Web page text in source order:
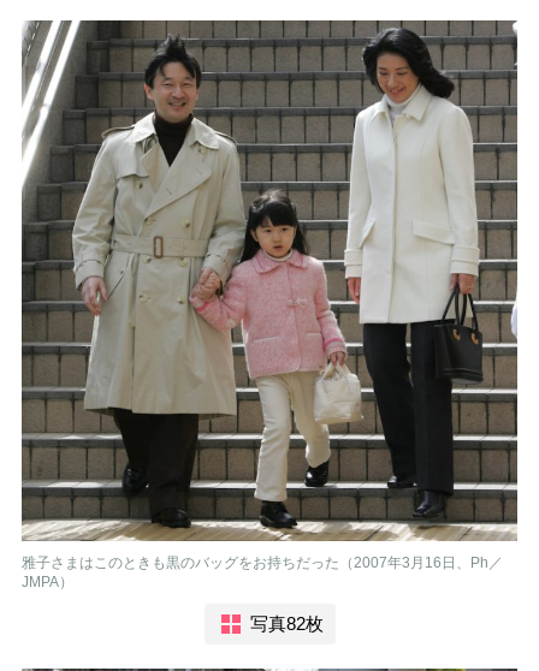
雅子さまはこのときも黒のバッグをお持ちだった（2007年3月16日、Ph／
JMPA）
写真82枚